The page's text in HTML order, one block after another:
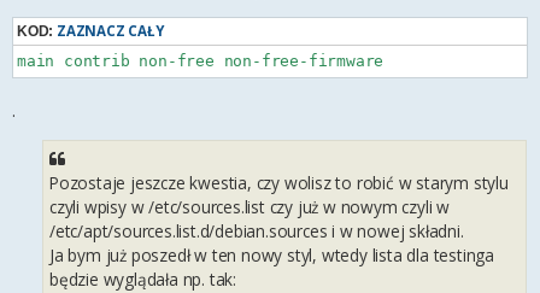
KOD: ZAZNACZ CAŁY
main contrib non-free non-free-firmware
.
Pozostaje jeszcze kwestia, czy wolisz to robić w starym stylu
czyli wpisy w /etc/sources.list czy już w nowym czyli w
/etc/apt/sources.list.d/debian.sources i w nowej składni.
Ja bym już poszedł w ten nowy styl, wtedy lista dla testinga
będzie wyglądała np. tak: